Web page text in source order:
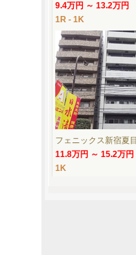
9.4万円 ～ 13.2万円
1R - 1K
フェニックス新宿夏
11.8万円 ～ 15.2万円
1K